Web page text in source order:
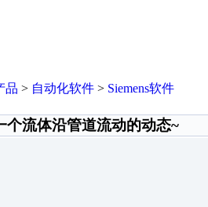
品 > 自动化软件 > Siemens软件
个流体沿管道流动的动态~